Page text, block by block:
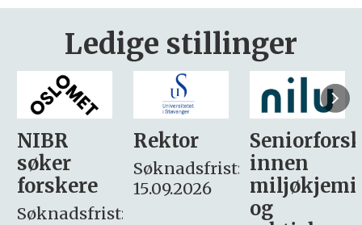
Ledige stillinger
Rektor
Søknadsfrist:
15.09.2026
Seniorforsker
innen
miljøkjemi
søker
– fast